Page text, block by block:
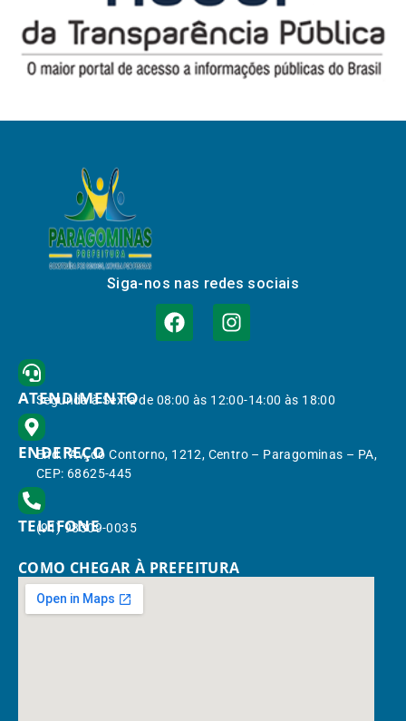
Siga-nos nas redes sociais
ATENDIMENTO
Segunda à Sexta de 08:00 às 12:00-14:00 às 18:00
ENDEREÇO
End.: Av. do Contorno, 1212, Centro – Paragominas – PA,
CEP: 68625-445
TELEFONE
(91) 98309-0035
COMO CHEGAR À PREFEITURA